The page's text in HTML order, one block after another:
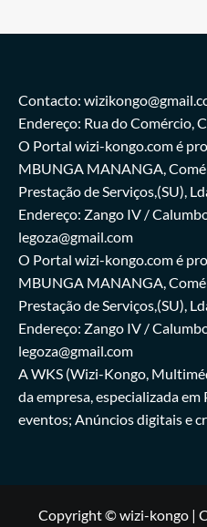
Contacto:
Endereço: Rua do Comércio,
O Portal wizi-kongo.com é
MBUNGA MANANGA,
Prestação de Serviços,(SU),
Endereço: Zango IV /
legoza@gmail.com
O Portal wizi-kongo.com é
MBUNGA MANANGA,
Prestação de Serviços,(SU),
Endereço: Zango IV /
legoza@gmail.com
A WKS (Wizi-Kongo,
da empresa, especializada
eventos; Anúncios digitais e
Copyright © wizi-kongo |